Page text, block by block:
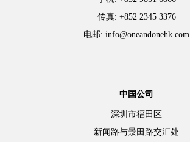
传真: +852 2345 3376
电邮: info@oneandonehk.com
中国公司
深圳市福田区
新闻路与景田路交汇处